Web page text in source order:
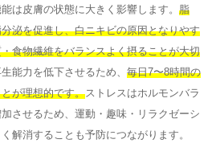
は皮膚の状態に大きく影響します。 脂
泌を促進し、白ニキビの原因となりやす
食物繊維をバランスよく摂ることが大切
能力を低下させるため、 毎日7〜8時間の
が理想的です。ストレスはホルモンバラ
させるため、運動・趣味・リラクゼーシ
解消することも予防につながります。